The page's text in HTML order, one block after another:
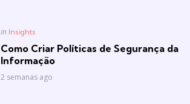
Posted
in Insights
Como Criar Políticas de Segurança da
Informação
2 semanas ago